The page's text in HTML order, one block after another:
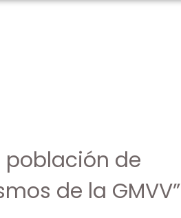
población de
de la GMVV”